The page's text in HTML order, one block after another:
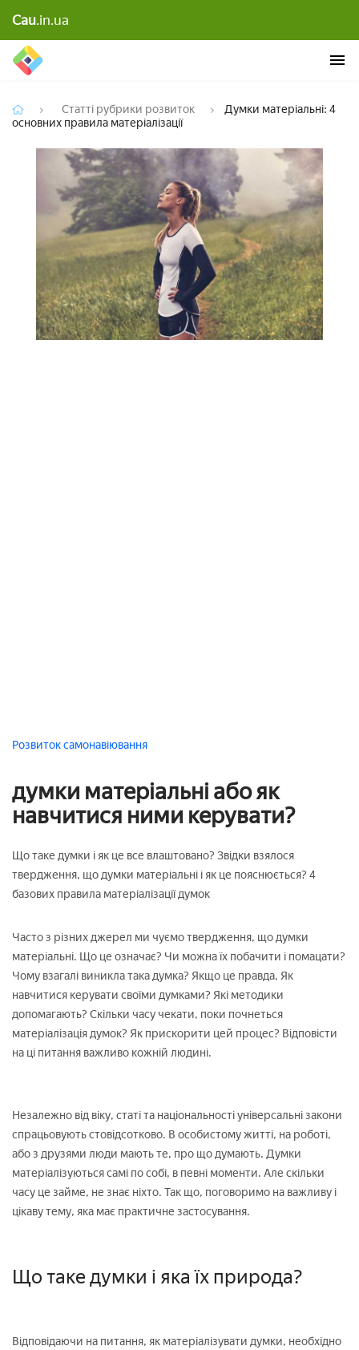
Cau.in.uaматеріалізації
Статті рубрики розвиток
Думки матеріальні: 4
основних правила матеріалізації
Розвитоксамонавіювання
думки матеріальні або як
навчитися ними керувати?
Що таке думки і як це все влаштовано? Звідки взялося
твердження, що думки матеріальні і як це пояснюється? 4
базових правила матеріалізації думок
Часто з різних джерел ми чуємо твердження, що думки
матеріальні. Що це означає? Чи можна їх побачити і помацати?
Чому взагалі виникла така думка? Якщо це правда, Як
навчитися керувати своїми думками? Які методики
допомагають? Скільки часу чекати, поки почнеться
матеріалізація думок? Як прискорити цей процес? Відповісти
на ці питання важливо кожній людині.
Незалежно від віку, статі та національності універсальні закони
спрацьовують стовідсотково. В особистому житті, на роботі,
або з друзями люди мають те, про що думають. Думки
матеріалізуються самі по собі, в певні моменти. Але скільки
часу це займе, не знає ніхто. Так що, поговоримо на важливу і
цікаву тему, яка має практичне застосування.
Що таке думки і яка їх природа?
Відповідаючи на питання, як матеріалізувати думки, необхідно